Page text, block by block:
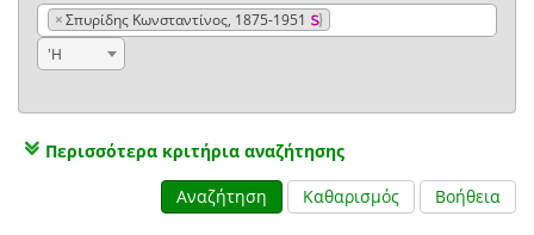
×Σπυρίδης Κωνσταντίνος, 1875-1951
'Η
Περισσότερα κριτήρια αναζήτησης
Αναζήτηση
Καθαρισμός Βοήθεια